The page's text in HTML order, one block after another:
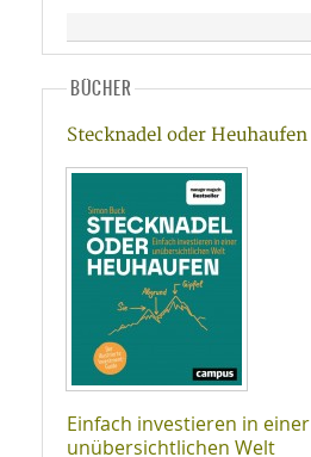
BÜCHER
Stecknadel oder Heuhaufen
Einfach investieren in einer
unübersichtlichen Welt